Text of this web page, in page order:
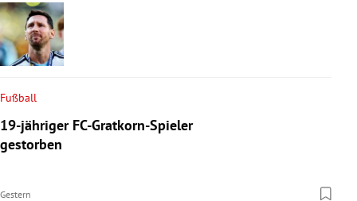
Fußball
19-jähriger FC-Gratkorn-Spieler
gestorben
Gestern